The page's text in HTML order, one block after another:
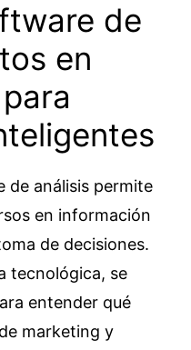
de
en
de análisis permite
en información
de decisiones.
tecnológica, se
entender qué
marketing y